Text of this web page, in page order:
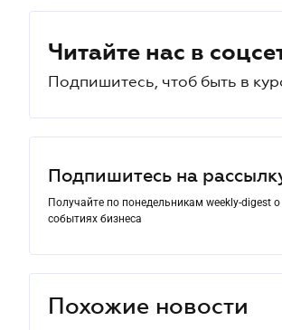
Читайте нас в
Подпишитесь, чтоб быть в
Подпишитесь на
Получайте по понедельникам weekly-digest
событиях бизнеса
Похожие новости